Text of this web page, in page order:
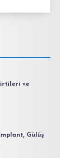
ve
Gülüş